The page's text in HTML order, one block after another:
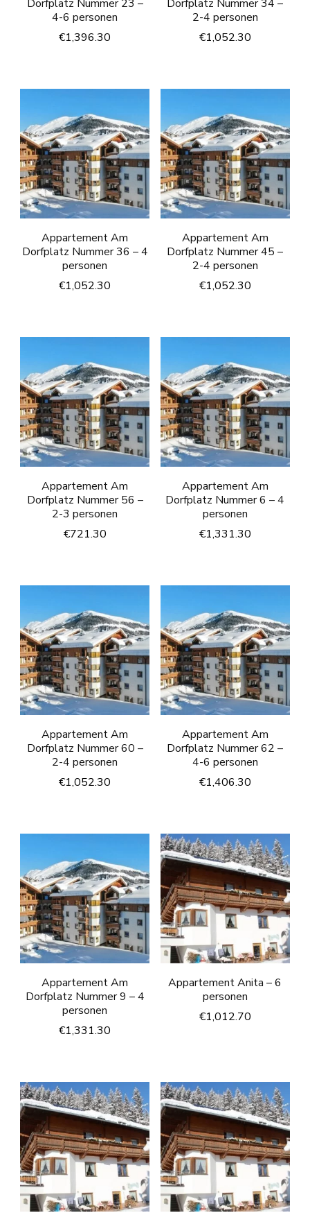
Dorfplatz Nummer 23 –
4-6 personen
€1,396.30
Dorfplatz Nummer 34 –
2-4 personen
€1,052.30
Appartement Am
Dorfplatz Nummer 36 – 4
personen
€1,052.30
Appartement Am
Dorfplatz Nummer 45 –
2-4 personen
€1,052.30
Appartement Am
Dorfplatz Nummer 56 –
2-3 personen
€721.30
Appartement Am
Dorfplatz Nummer 6 – 4
personen
€1,331.30
Appartement Am
Dorfplatz Nummer 60 –
2-4 personen
€1,052.30
Appartement Am
Dorfplatz Nummer 62 –
4-6 personen
€1,406.30
Appartement Am
Dorfplatz Nummer 9 – 4
personen
€1,331.30
Appartement Anita – 6
personen
€1,012.70